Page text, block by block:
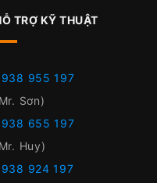
TRỢ KỸ THUẬT
955 197
Sơn)
655 197
Huy)
924 197